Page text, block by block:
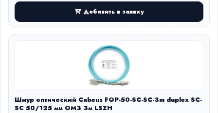
Добавить в заявку
Шнур оптический Cabeus FOP-50-SC-SC-3m duplex SC-
SC 50/125 мм OM3 3м LSZH